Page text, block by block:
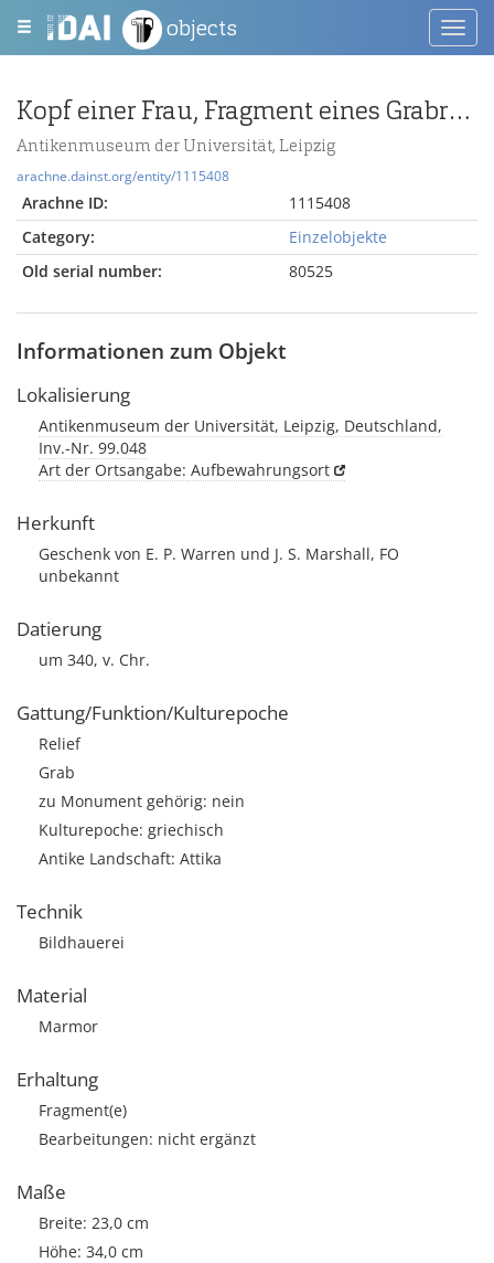
objects
Kopf einer Frau, Fragment eines Grabreliefs
Antikenmuseum der Universität, Leipzig
arachne.dainst.org/entity/1115408
Arachne ID:
1115408
Category:
Einzelobjekte
Old serial number:
80525
Informationen zum Objekt
Lokalisierung
Antikenmuseum der Universität, Leipzig, Deutschland,
Inv.-Nr. 99.048
Art der Ortsangabe: Aufbewahrungsort
Herkunft
Geschenk von E. P. Warren und J. S. Marshall, FO
unbekannt
Datierung
um 340, v. Chr.
Gattung/Funktion/Kulturepoche
Relief
Grab
zu Monument gehörig: nein
Kulturepoche: griechisch
Antike Landschaft: Attika
Technik
Bildhauerei
Material
Marmor
Erhaltung
Fragment(e)
Bearbeitungen: nicht ergänzt
Maße
Breite: 23,0 cm
Höhe: 34,0 cm